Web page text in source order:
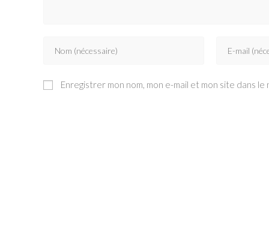
or
address
Enregistrer mon nom, mon e-mail et mon site dans